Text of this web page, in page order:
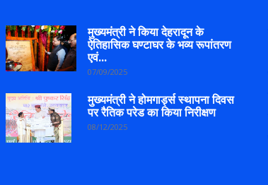
मुख्यमंत्री ने किया देहरादून के
ऐतिहासिक घण्टाघर के भव्य रूपांतरण
एवं...
07/09/2025
मुख्यमंत्री ने होमगार्ड्स स्थापना दिवस
पर रैतिक परेड का किया निरीक्षण
08/12/2025